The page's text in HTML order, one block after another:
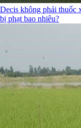
Decis không phải thuốc
bị phạt bao nhiêu?